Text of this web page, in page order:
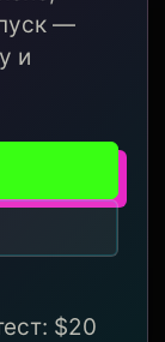
—
и
$20